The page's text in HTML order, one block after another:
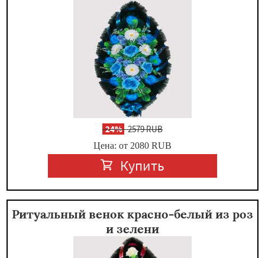
-24%2579 RUB
Цена: от 2080 RUB
Купить
Ритуальный венок красно-белый из роз
и зелени